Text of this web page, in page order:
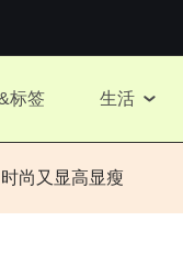
标签 生活
尚又显高显瘦